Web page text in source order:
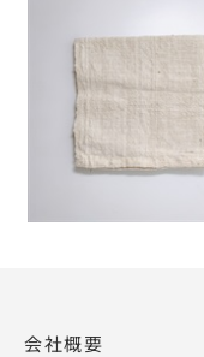
会社概要